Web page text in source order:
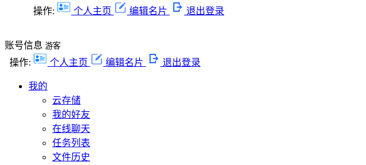
操作: 个人主页 编辑名片 退出登录
账号信息 游客
操作: 个人主页 编辑名片 退出登录
我的
云存储
我的好友
在线聊天
任务列表
文件历史